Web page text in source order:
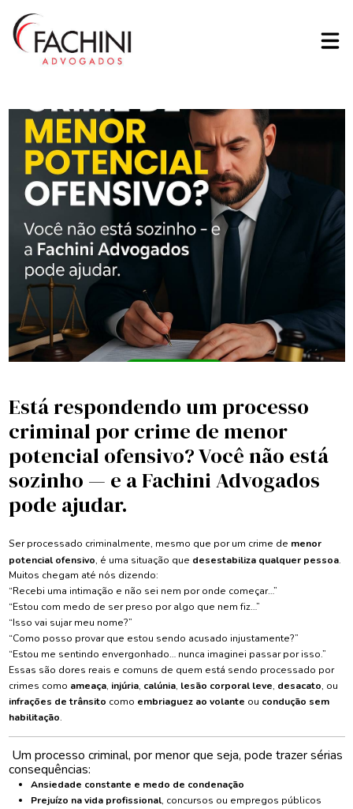
Está respondendo um processo
criminal por crime de menor
potencial ofensivo? Você não está
sozinho — e a Fachini Advogados
pode ajudar.
Ser processado criminalmente, mesmo que por um crime de menor
potencial ofensivo, é uma situação que desestabiliza qualquer pessoa.
Muitos chegam até nós dizendo:
“Recebi uma intimação e não sei nem por onde começar…”
“Estou com medo de ser preso por algo que nem fiz…”
“Isso vai sujar meu nome?”
“Como posso provar que estou sendo acusado injustamente?”
“Estou me sentindo envergonhado… nunca imaginei passar por isso.”
Essas são dores reais e comuns de quem está sendo processado por
crimes como ameaça, injúria, calúnia, lesão corporal leve, desacato, ou
infrações de trânsito como embriaguez ao volante ou condução sem
habilitação.
Um processo criminal, por menor que seja, pode trazer sérias
consequências:
Ansiedade constante e medo de condenação
Prejuízo na vida profissional, concursos ou empregos públicos